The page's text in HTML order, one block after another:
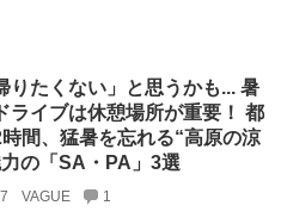
りたくない」と思うかも... 暑
ライブは休憩場所が重要！ 都
間、猛暑を忘れる“高原の涼
の「SA・PA」3選
VAGUE 1